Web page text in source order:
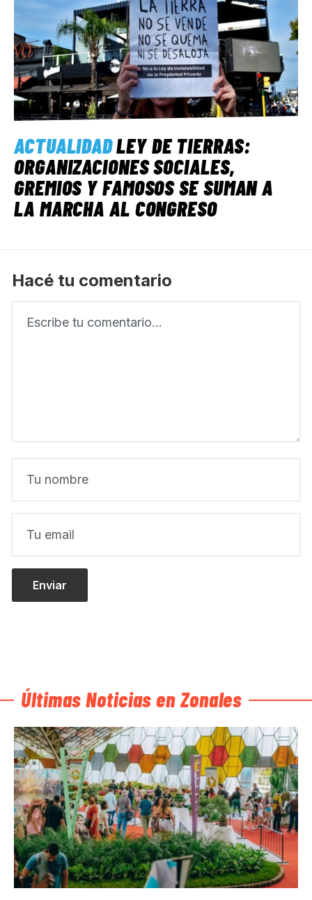
ACTUALIDADLEY DE TIERRAS:
ORGANIZACIONES SOCIALES,
GREMIOS Y FAMOSOS SE SUMAN A
LA MARCHA AL CONGRESO
Hacé tu comentario
Últimas Noticias en Zonales